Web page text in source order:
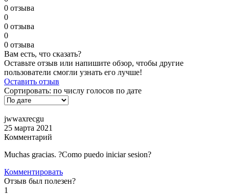
0 отзыва
0
0 отзыва
0
0 отзыва
Вам есть, что сказать?
Оставьте отзыв или напишите обзор, чтобы другие
пользователи смогли узнать его лучше!
Оставить отзыв
Сортировать: по числу голосов по дате
jwwaxrecgu
25 марта 2021
Комментарий
Muchas gracias. ?Como puedo iniciar sesion?
Комментировать
Отзыв был полезен?
1